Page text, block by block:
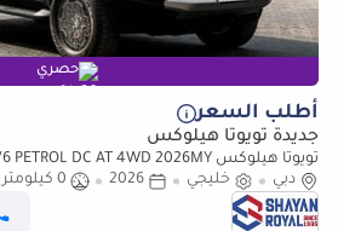
حصري
أطلب السعر
جديدة تويوتا هيلوكس
تويوتا هيلوكس Other 4.0L V6 PETROL DC AT 4WD 2026MY
دبي
خليجي 2026
0 كيلومتر